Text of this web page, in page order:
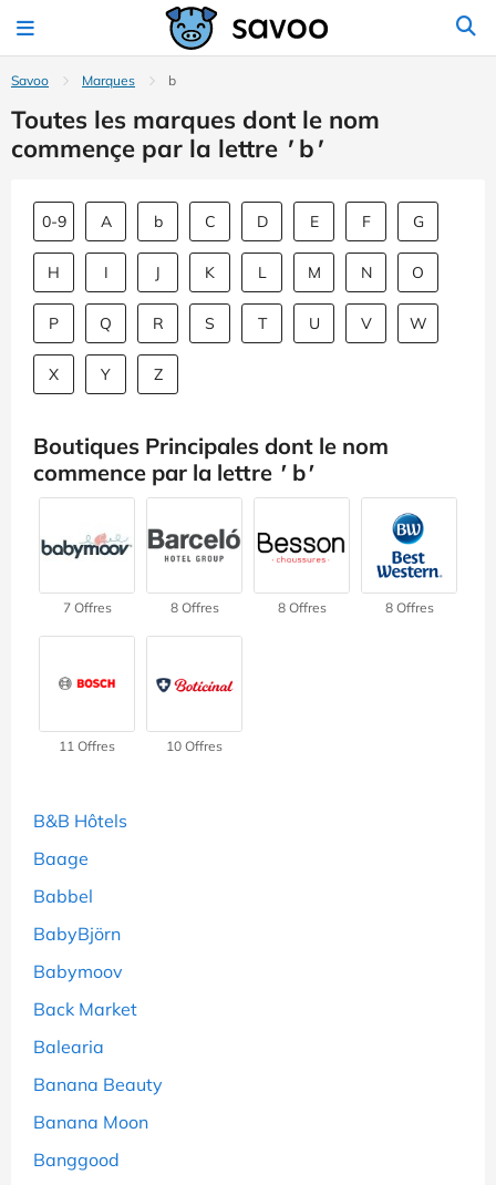
Savoo Marques b
Toutes les marques dont le nom
commençe par la lettre ' b'
0-9 A b C D E F G
H I J K L M N O
P Q R S T U V W
X Y Z
Boutiques Principales dont le nom
commence par la lettre ' b'
7 Offres 8 Offres 8 Offres 8 Offres
11 Offres 10 Offres
B&B Hôtels
Baage
Babbel
BabyBjörn
Babymoov
Back Market
Balearia
Banana Beauty
Banana Moon
Banggood